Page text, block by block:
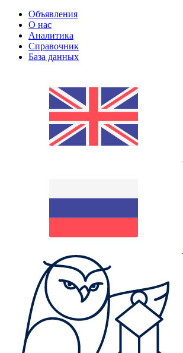
Объявления
О нас
Аналитика
Справочник
База данных